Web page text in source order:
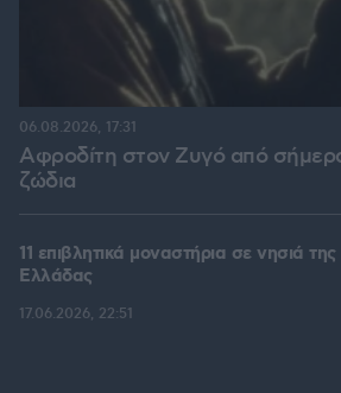
Αφροδίτη στον Ζυγό από
ζώδια
06.08.2026, 17:31
11 επιβλητικά μοναστήρια σε νησιά της
Ελλάδας
17.06.2026, 22:51